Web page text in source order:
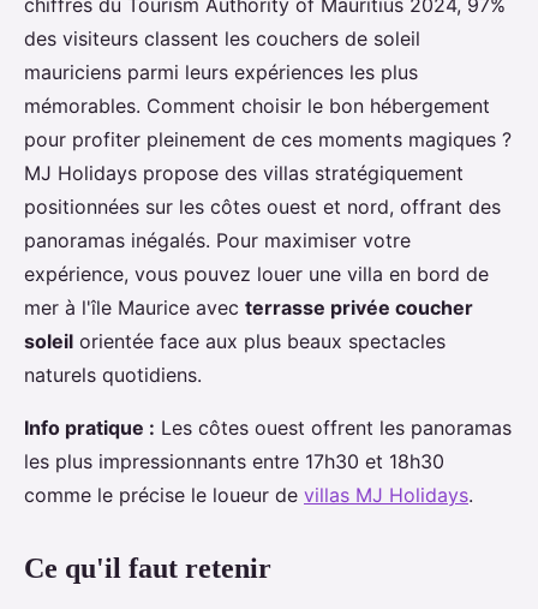
chiffres du Tourism Authority of Mauritius 2024, 97%
des visiteurs classent les couchers de soleil
mauriciens parmi leurs expériences les plus
mémorables. Comment choisir le bon hébergement
pour profiter pleinement de ces moments magiques ?
MJ Holidays propose des villas stratégiquement
positionnées sur les côtes ouest et nord, offrant des
panoramas inégalés. Pour maximiser votre
expérience, vous pouvez louer une villa en bord de
mer à l'île Maurice avec terrasse privée coucher
soleil orientée face aux plus beaux spectacles
naturels quotidiens.
Info pratique : Les côtes ouest offrent les panoramas
les plus impressionnants entre 17h30 et 18h30
comme le précise le loueur de villas MJ Holidays.
Ce qu'il faut retenir